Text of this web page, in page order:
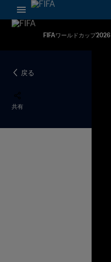
FIFAワールドカップ2026
戻る
共有